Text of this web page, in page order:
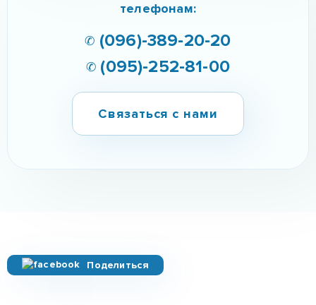
телефонам:
✆ (096)-389-20-20
✆ (095)-252-81-00
Связаться с нами
Поделиться